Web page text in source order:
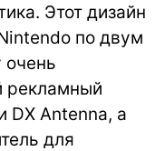
Этот дизайн
по двум
рекламный
DX Antenna, а
для